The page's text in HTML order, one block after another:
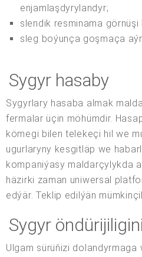
enjamlaşdyrylandyr;
slendik resminama
sleg boýunça goşmaça
Sygyr hasaby
Sygyrlary hasaba almak
fermalar üçin möhümdir.
kömegi bilen telekeçi hil we
ugurlaryny kesgitläp we
kompaniýasy maldarçylykda
häzirki zaman uniwersal
edýär. Teklip edilýän
Sygyr
Ulgam sürüňizi dolandyrmaga